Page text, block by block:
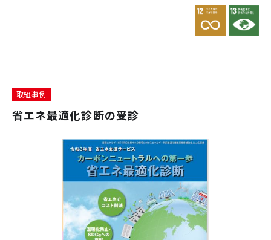
取組事例
省エネ最適化診断の受診